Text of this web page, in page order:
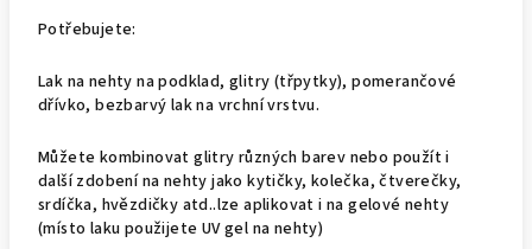
Potřebujete:
Lak na nehty na podklad, glitry (třpytky), pomerančové
dřívko, bezbarvý lak na vrchní vrstvu.
Můžete kombinovat glitry různých barev nebo použít i
další zdobení na nehty jako kytičky, kolečka, čtverečky,
srdíčka, hvězdičky atd..lze aplikovat i na gelové nehty
(místo laku použijete UV gel na nehty)